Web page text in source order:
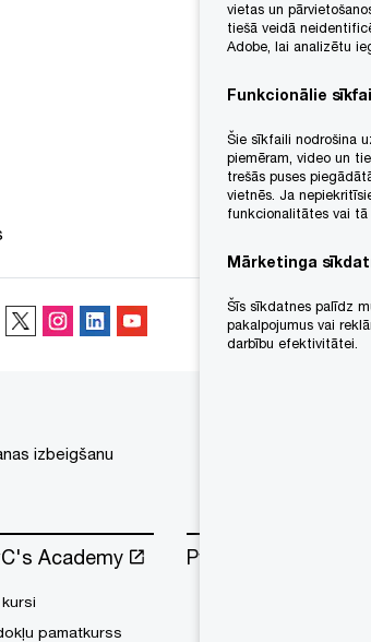
izbeigšanu
Academy
pamatkurss
PwC Legal
vietas un
tiešā veidā
Adobe, lai analizētu
Funkcionālie
Šie sīkfaili nodrošina
piemēram, video un
trešās puses
vietnēs. Ja
funkcionalitātes vai tā
Mārketinga
Šīs sīkdatnes palīdz
pakalpojumus vai
darbību efektivitātei.